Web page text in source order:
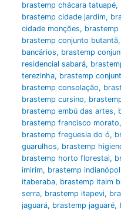
brastemp chácara tatuapé,
brastemp cidade jardim,
cidade monções, brastemp
brastemp conjunto butantã,
bancários, brastemp
residencial sabará,
terezinha, brastemp
brastemp consolação,
brastemp cursino,
brastemp embú das artes,
brastemp francisco morato,
brastemp freguesia do ó,
guarulhos, brastemp
brastemp horto florestal,
imirim, brastemp
itaberaba, brastemp itaim
serra, brastemp itapevi,
jaguará, brastemp jaguaré,